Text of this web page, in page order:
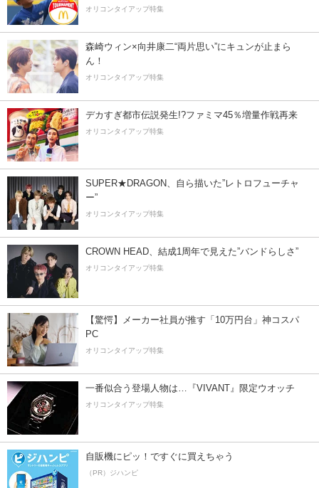
オリコンタイアップ特集
森崎ウィン×向井康二“両片思い”にキュンが止まら
ん！
オリコンタイアップ特集
デカすぎ都市伝説発生!?ファミマ45％増量作戦再来
オリコンタイアップ特集
SUPER★DRAGON、自ら描いた”レトロフューチャ
ー”
オリコンタイアップ特集
CROWN HEAD、結成1周年で見えた”バンドらしさ”
オリコンタイアップ特集
【驚愕】メーカー社員が推す「10万円台」神コスパ
PC
オリコンタイアップ特集
一番似合う登場人物は…『VIVANT』限定ウオッチ
オリコンタイアップ特集
自販機にピッ！ですぐに買えちゃう
（PR）ジハンピ